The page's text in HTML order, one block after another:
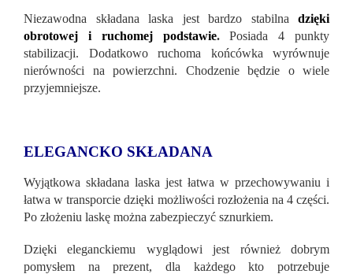
Niezawodna składana laska jest bardzo stabilna dzięki
obrotowej i ruchomej podstawie.Posiada 4 punkty
stabilizacji. Dodatkowo ruchoma końcówka wyrównuje
nierówności na powierzchni. Chodzenie będzie o wiele
przyjemniejsze.
ELEGANCKO SKŁADANA
Wyjątkowa składana laska jest łatwa w przechowywaniu i
łatwa w transporcie dzięki możliwości rozłożenia na 4 części.
Po złożeniu laskę można zabezpieczyć sznurkiem.
Dzięki eleganckiemu wyglądowi jest również dobrym
pomysłem na prezent, dla każdego kto potrzebuje